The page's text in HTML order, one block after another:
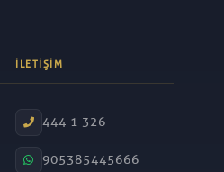
İLETIŞIM
444 1 326
905385445666